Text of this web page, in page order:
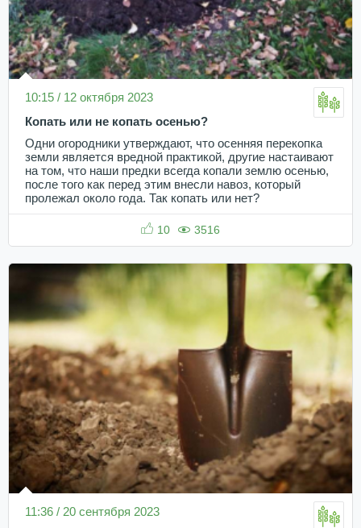
10:15 / 12 октября 2023
Копать или не копать осенью?
Одни огородники утверждают, что осенняя перекопка
земли является вредной практикой, другие настаивают
на том, что наши предки всегда копали землю осенью,
после того как перед этим внесли навоз, который
пролежал около года. Так копать или нет?
10 3516
11:36 / 20 сентября 2023